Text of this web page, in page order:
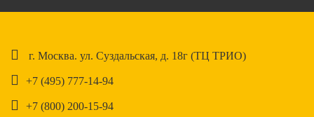
г. Москва. ул. Суздальская, д. 18г (ТЦ ТРИО)
+7 (495) 777-14-94
+7 (800) 200-15-94